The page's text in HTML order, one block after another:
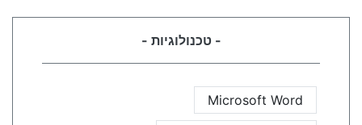
- טכנולוגיות -
Microsoft Word